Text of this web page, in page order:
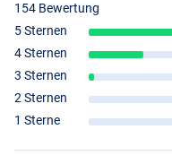
154 Bewertung
5 Sternen
4 Sternen
3 Sternen
2 Sternen
1 Sterne